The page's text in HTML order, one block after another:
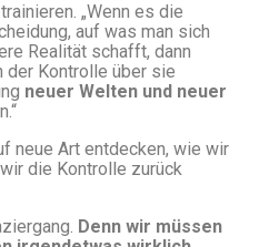
„Wenn es die
auf was man sich
Realität schafft, dann
der Kontrolle über sie
neuer Welten und neuer
neue Art entdecken, wie wir
die Kontrolle zurück
Denn wir müssen